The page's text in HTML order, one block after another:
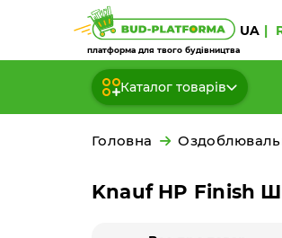
платформа для твого будівництва
UA
Каталог товарів
Головна
Knauf HP Finish